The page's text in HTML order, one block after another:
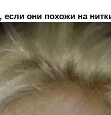
они похожи на